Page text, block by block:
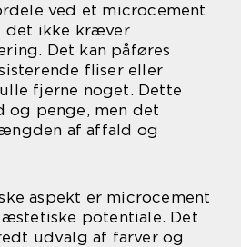
ved et microcement
det ikke kræver
Det kan påføres
fliser eller
fjerne noget. Dette
og penge, men det
af affald og
aspekt er microcement
potentiale. Det
udvalg af farver og